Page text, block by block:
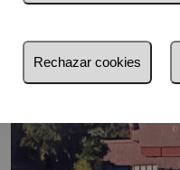
Rechazar cookies